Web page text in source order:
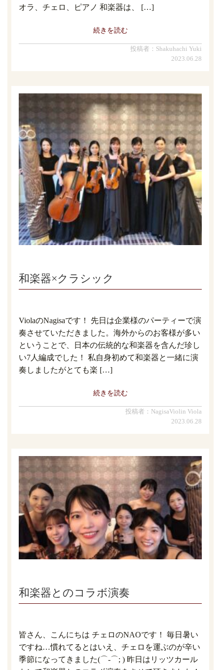
オラ、チェロ、ピアノ 和楽器は、 […]
続きを読む
投稿者：Shakuhachi Yuki
2023.06.28
和楽器×クラシック
ViolaのNagisaです！ 先日は企業様のパーティーで演
奏させていただきました。海外からのお客様が多い
ということで、日本の伝統的な和楽器を含んだ珍し
い7人編成でした！ 私自身初めて和楽器と一緒に演
奏しましたがとても楽 […]
続きを読む
投稿者：NagisaViolin Viola
2023.06.28
和楽器とのコラボ演奏
皆さん、こんにちは チェロのNAOです！ 毎日暑い
ですね…慣れてるとはいえ、チェロを運ぶのが辛い
季節になってきました(⌒-⌒; ) 昨日はリッツカール